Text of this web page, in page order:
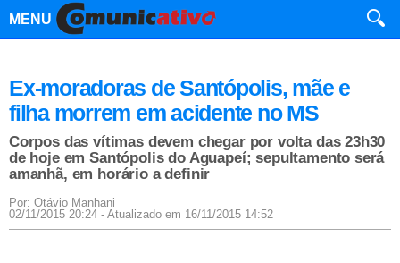
MENU
Ex-moradoras de Santópolis, mãe e
filha morrem em acidente no MS
Corpos das vítimas devem chegar por volta das 23h30
de hoje em Santópolis do Aguapeí; sepultamento será
amanhã, em horário a definir
Por: Otávio Manhani
02/11/2015 20:24 - Atualizado em 16/11/2015 14:52